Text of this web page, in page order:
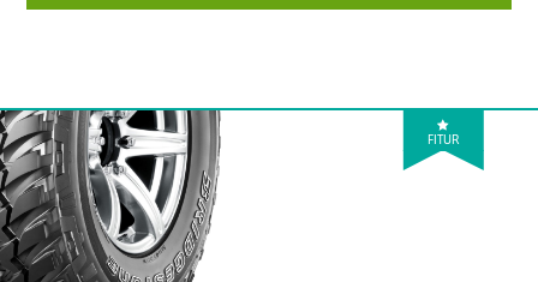
FITUR